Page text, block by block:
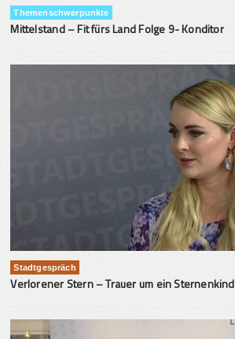
Themenschwerpunkte
Mittelstand – Fit fürs Land Folge 9- Konditor
Stadtgespräch
Verlorener Stern – Trauer um ein Sternenkind